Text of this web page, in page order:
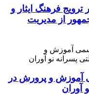
فرهنگ ایثار و
از مدیریت
و پرورش در
آوران